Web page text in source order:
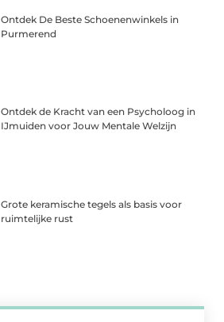
Ontdek De Beste Schoenenwinkels in
Purmerend
Ontdek de Kracht van een Psycholoog in
IJmuiden voor Jouw Mentale Welzijn
Grote keramische tegels als basis voor
ruimtelijke rust